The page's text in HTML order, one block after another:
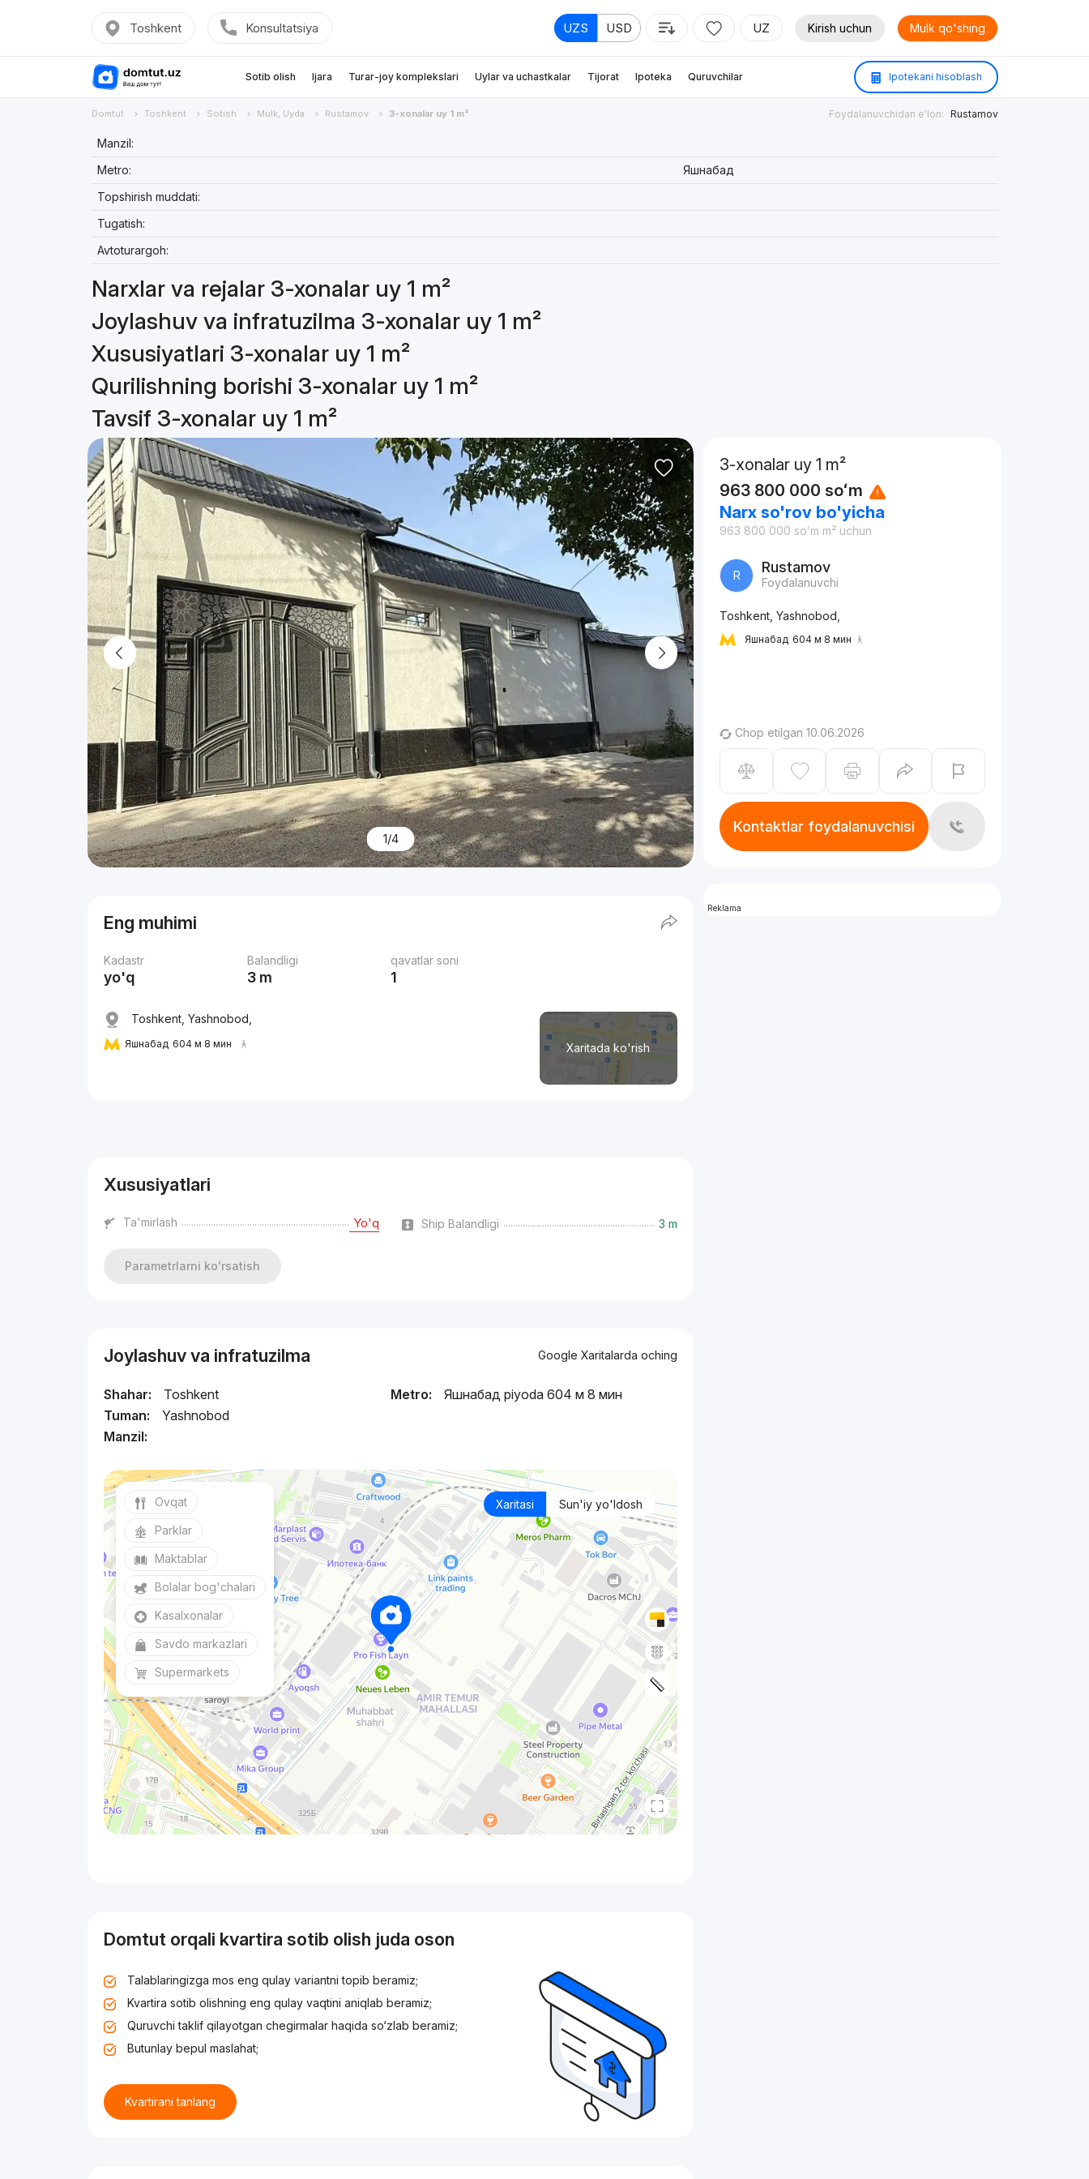
Toshkent Konsultatsiya UZS USD UZ Kirish uchun Mulk qo'shing
Sotib olish Ijara Turar-joy komplekslari Uylar va uchastkalar Tijorat Ipoteka Quruvchilar Ipotekani hisoblash
Domtut Toshkent Sotish Mulk, Uyda Rustamov 3-xonalar uy 1 m² Foydalanuvchidan e'lon: Rustamov
Manzil:
Metro:
Яшнабад
Topshirish muddati:
Tugatish:
Avtoturargoh:
Narxlar va rejalar 3-xonalar uy 1 m²
Joylashuv va infratuzilma 3-xonalar uy 1 m²
Xususiyatlari 3-xonalar uy 1 m²
Qurilishning borishi 3-xonalar uy 1 m²
Tavsif 3-xonalar uy 1 m²
1/4
Eng muhimi
Kadastr
yo'q
Balandligi
3 m
qavatlar soni
1
Xaritada ko'rish
Toshkent, Yashnobod,
Яшнабад 604 м 8 мин
Xususiyatlari
Ta'mirlash Yo'q Ship Balandligi 3 m
Parametrlarni ko'rsatish
Joylashuv va infratuzilma Google Xaritalarda oching
Shahar:
Toshkent
Tuman:
Yashnobod
Manzil:
Metro: Яшнабад piyoda 604 м 8 мин
Xaritasi Sun'iy yo'ldosh
Ovqat
Parklar
Maktablar
Bolalar bog'chalari
Kasalxonalar
Savdo markazlari
Supermarkets
Domtut orqali kvartira sotib olish juda oson
Talablaringizga mos eng qulay variantni topib beramiz;
Kvartira sotib olishning eng qulay vaqtini aniqlab beramiz;
Quruvchi taklif qilayotgan chegirmalar haqida so‘zlab beramiz;
Butunlay bepul maslahat;
Kvartirani tanlang
3-xonalar uy 1 m²
963 800 000 soʻm
Narx so'rov bo'yicha
963 800 000 soʻm m² uchun
R Rustamov
Foydalanuvchi
Toshkent, Yashnobod,
Яшнабад 604 м 8 мин
Chop etilgan 10.06.2026
Kontaktlar foydalanuvchisi
Reklama